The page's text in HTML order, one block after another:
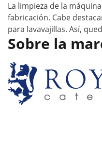
La limpieza de la
fabricación. Cabe
para lavavajillas. Así,
Sobre la